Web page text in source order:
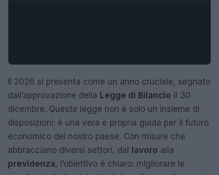
Il 2026 si presenta come un anno cruciale, segnato
dall’approvazione della Legge di Bilancio il 30
dicembre. Questa legge non è solo un insieme di
disposizioni: è una vera e propria guida per il futuro
economico del nostro paese. Con misure che
abbracciano diversi settori, dal lavoro alla
previdenza, l’obiettivo è chiaro: migliorare le